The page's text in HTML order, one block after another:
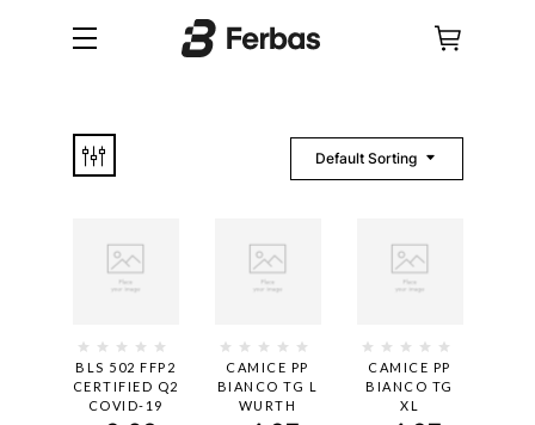
Default Sorting
BLS 502 FFP2
CERTIFIED Q2
COVID-19
CAMICE PP
BIANCO TG L
WURTH
CAMICE PP
BIANCO TG
XL